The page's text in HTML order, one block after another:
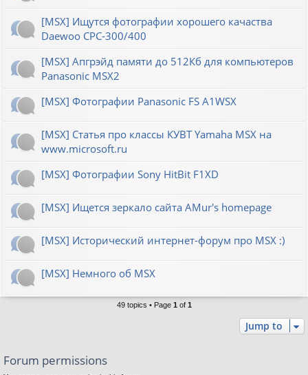
[MSX] Ищутся фотографии хорошего качаства
Daewoo CPC-300/400
[MSX] Апгрэйд памяти до 512Кб для компьютеров
Panasonic MSX2
[MSX] Фотографии Panasonic FS A1WSX
[MSX] Статья про классы КУВТ Yamaha MSX на
www.microsoft.ru
[MSX] Фотографии Sony HitBit F1XD
[MSX] Ищется зеркало сайта AMur's homepage
[MSX] Исторический интернет-форум про MSX :)
[MSX] Немного об MSX
49 topics • Page 1 of 1
Jump to
Forum permissions